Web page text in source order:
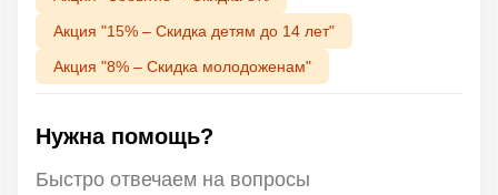
Акция "15% – Скидка детям до 14 лет"
Акция "8% – Скидка молодоженам"
Нужна помощь?
Быстро отвечаем на вопросы